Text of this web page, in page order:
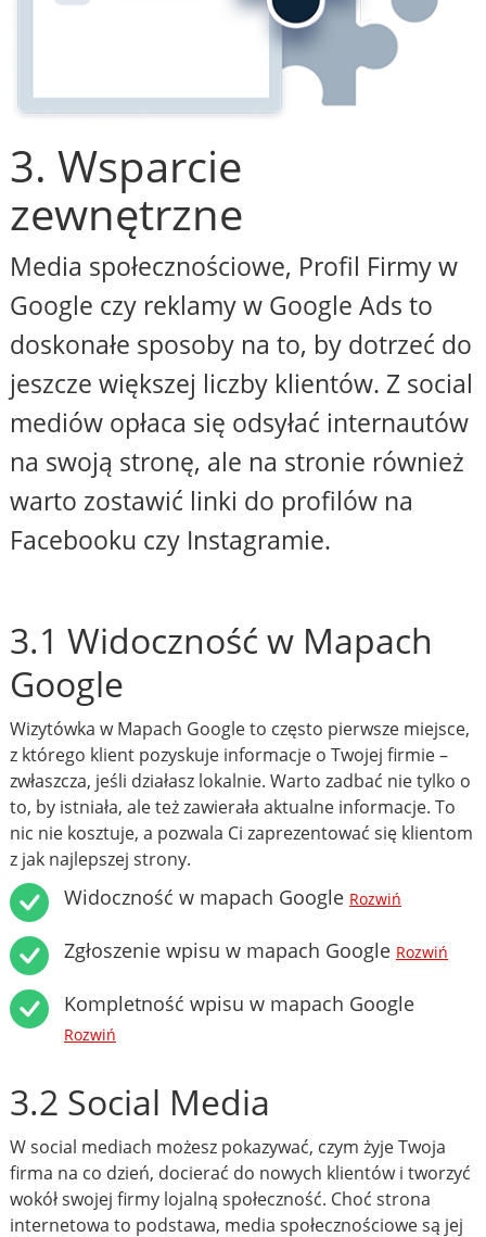
3. Wsparcie
zewnętrzne
Media społecznościowe, Profil Firmy w
Google czy reklamy w Google Ads to
doskonałe sposoby na to, by dotrzeć do
jeszcze większej liczby klientów. Z social
mediów opłaca się odsyłać internautów
na swoją stronę, ale na stronie również
warto zostawić linki do profilów na
Facebooku czy Instagramie.
3.1 Widoczność w Mapach
Google
Wizytówka w Mapach Google to często pierwsze miejsce,
z którego klient pozyskuje informacje o Twojej firmie –
zwłaszcza, jeśli działasz lokalnie. Warto zadbać nie tylko o
to, by istniała, ale też zawierała aktualne informacje. To
nic nie kosztuje, a pozwala Ci zaprezentować się klientom
z jak najlepszej strony.
Widoczność w mapach Google Rozwiń
Zgłoszenie wpisu w mapach Google Rozwiń
Kompletność wpisu w mapach Google
Rozwiń
3.2 Social Media
W social mediach możesz pokazywać, czym żyje Twoja
firma na co dzień, docierać do nowych klientów i tworzyć
wokół swojej firmy lojalną społeczność. Choć strona
internetowa to podstawa, media społecznościowe są jej